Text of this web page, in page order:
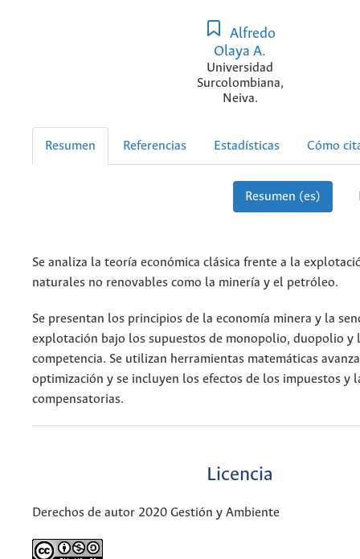
Alfredo
Olaya A.
Universidad
Surcolombiana,
Neiva.
Resumen Referencias Estadísticas Cómo
Resumen (es)
Se analiza la teoría económica clásica frente a la
naturales no renovables como la minería y el petróleo.
Se presentan los principios de la economía minera y la
explotación bajo los supuestos de monopolio, duopolio y
competencia. Se utilizan herramientas matemáticas
optimización y se incluyen los efectos de los impuestos y
compensatorias.
Licencia
Derechos de autor 2020 Gestión y Ambiente